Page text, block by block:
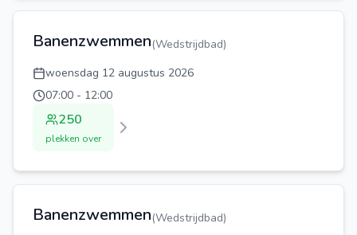
Banenzwemmen(Wedstrijdbad)
woensdag 12 augustus 2026
07:00 - 12:00
250
plekken over
Banenzwemmen(Wedstrijdbad)